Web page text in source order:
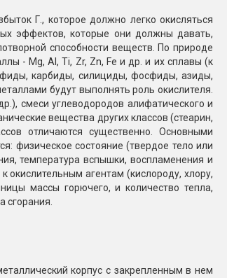
Г., которое должно легко окисляться
эффектов, которые они должны давать,
способности веществ. По природе
- Mg, Al, Ti, Zr, Zn, Fe и др. и их сплавы (к
карбиды, силициды, фосфиды, азиды,
будут выполнять роль окислителя.
смеси углеводородов алифатического и
вещества других классов (стеарин,
отличаются существенно. Основными
физическое состояние (твердое тело или
температура вспышки, воспламенения и
окислительным агентам (кислороду, хлору,
массы горючего, и количество тепла,
сгорания.
корпус с закрепленным в нем